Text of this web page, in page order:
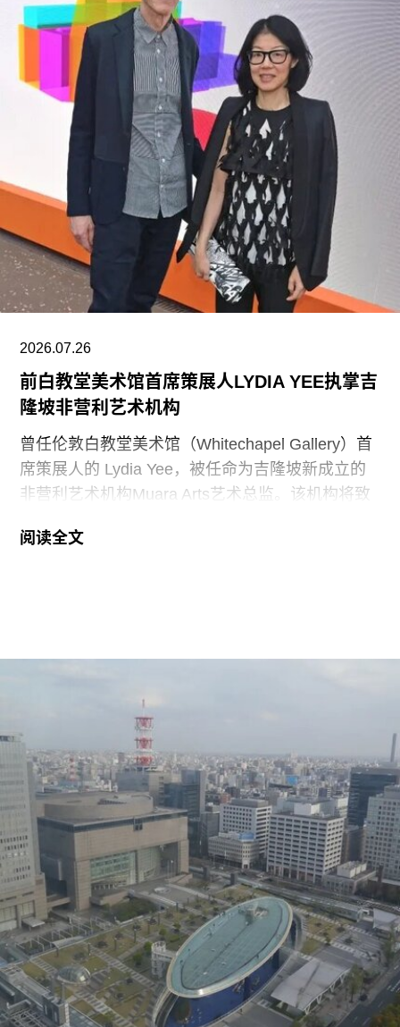
告中，政府指责博物馆馆长安西娅·M·哈蒂格
（Anthea M. Hartig）在展览中传播“激进的行动主
义意识形态”。
根据这一行政令，新的指示牌将告知参观者，博物
馆现有展览“应予以改造”，以符合政府近期发布的
题为《拯救美国的故事：史密森尼学会美国国家历
史博物馆如何因意识形态操控而抹杀我们的历史遗
产》的报告。指示牌还将“引导游客前往能够获取关
于美国历史准确信息的地点和资源”。不过政府并未
具体说明其认可的具体地点或资源为何。
该行政令还指责博物馆在美国建国250周年之际未
部长“在由国家公园管理局维护的人行道、步道及其
他公共场所设置临时展览或标识，以纠正博物馆内
呈现的不准确信息”。
史密森尼学会尚未就行政令发表公开评论。上周，
哈蒂格出席了一场国会听证会，期间
2026.07.26
前白教堂美术馆首席策展人LYDIA YEE执掌吉
隆坡非营利艺术机构
曾任伦敦白教堂美术馆（Whitechapel Gallery）首
席策展人的 Lydia Yee，被任命为吉隆坡新成立的
非营利艺术机构Muara Arts艺术总监。该机构将致
正式开幕。与美术馆配套建设的一座表演艺术剧场
生河（Klang River）交汇处。美术馆将利用经过改
该机构由律师尚蒂·坎迪亚（Shanthi Kandiah）与
私募股权投资人布拉马尔·瓦苏德万（Brahmal
Vasudevan）共同创立，并由两人于2010年成立的
马来西亚非营利组织Creador Foundation负责运
营。
在新职位上，Yee将运用其策划现当代艺术展览的
丰富经验，负责Muara Arts的展览规划、空间布局
及整体艺术发展方向。11月1日，Muara Arts将以
群展“东南亚艺术 A-Z：一部批判性词典”（A–Z of
Southeast Asian Art: A Critical Dictionary） 正式向
公众开放。展览将汇集40余位艺术家的作品，涵盖
纺织、装置、影像、绘画、雕塑等多种创作媒介。
阅读全文